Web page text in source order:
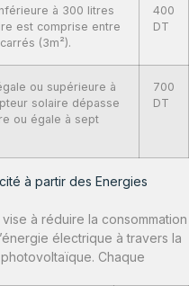
à 300 litres
est comprise entre
(3m²).
400
DT
ou supérieure à
solaire dépasse
ou égale à sept
700
DT
à partir des Energies
à réduire la consommation
électrique à travers la
Chaque